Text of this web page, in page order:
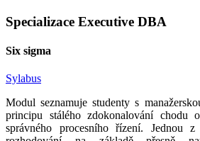
Specializace Executive DBA
Six sigma
Sylabus
Modul seznamuje studenty s
principu stálého zdokonalování chodu
správného procesního řízení. Jednou